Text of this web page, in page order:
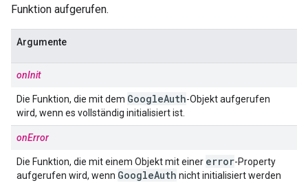
Funktion aufgerufen.
Argumente
onInit
Die Funktion, die mit dem GoogleAuth-Objekt aufgerufen
wird, wenn es vollständig initialisiert ist.
onError
Die Funktion, die mit einem Objekt mit einer error-Property
aufgerufen wird, wenn GoogleAuth nicht initialisiert werden